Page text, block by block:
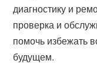
диагностику и
проверка и
помочь избежать
будущем.